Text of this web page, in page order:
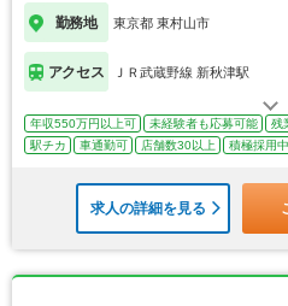
勤務地 東京都 東村山市
アクセス ＪＲ武蔵野線 新秋津駅
年収550万円以上可 未経験者も応募可能 残
駅チカ
車通勤可 店舗数30以上 積極採用中
求人の詳細を見る